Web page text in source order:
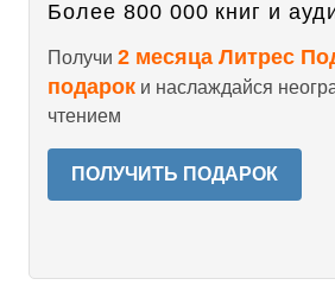
Более 800 000 книг и
Получи 2 месяца Литрес
подарок и наслаждайся
чтением
ПОЛУЧИТЬ ПОДАРОК